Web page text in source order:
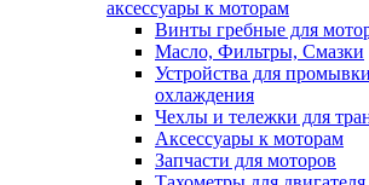
аксессуары к моторам
Винты гребные для
Масло, Фильтры, Смазки
Устройства для
охлаждения
Чехлы и тележки для
Аксессуары к моторам
Запчасти для моторов